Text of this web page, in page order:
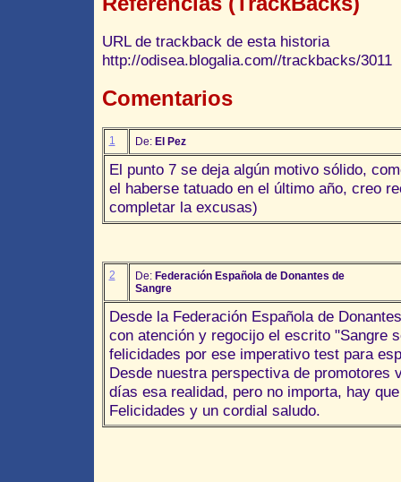
URL de trackback de esta historia
http://odisea.blogalia.com//trackbacks/3011
Comentarios
1 De: El Pez
El punto 7 se deja algún motivo sólido,
el haberse tatuado en el último año, creo
completar la excusas)
2 De: Federación Española de Donantes de
Sangre
Desde la Federación Española de
con atención y regocijo el escrito "Sangre
felicidades por ese imperativo test para
Desde nuestra perspectiva de promotores
días esa realidad, pero no importa, hay
Felicidades y un cordial saludo.